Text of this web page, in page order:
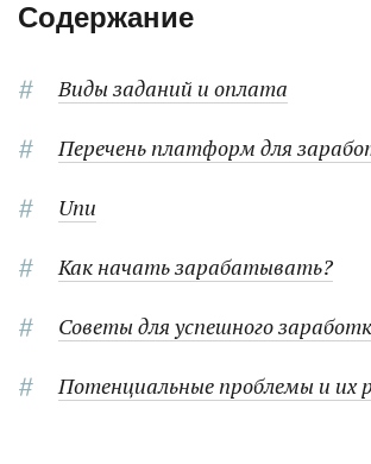
Содержание
Виды заданий и оплата
Перечень платформ для
Unu
Как начать зарабатывать?
Советы для успешного
Потенциальные проблемы и их